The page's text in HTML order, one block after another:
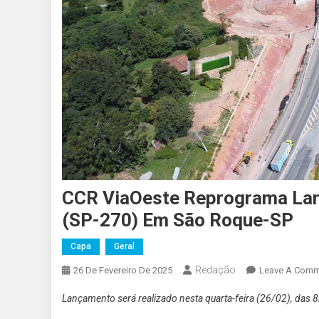
CCR ViaOeste Reprograma
(SP-270) Em São Roque-SP
Capa Geral
26 De Fevereiro De 2025 Redação Leave A
Lançamento será realizado nesta quarta-feira (26/02), das